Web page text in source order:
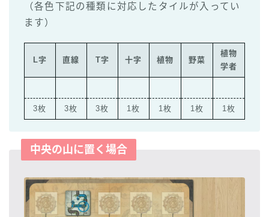
（各色下記の種類に対応したタイルが入ってい
ます）
L字 直線 T字 十字 植物 野菜
植物
学者
3枚 3枚 3枚 1枚 1枚 1枚 1枚
中央の山に置く場合